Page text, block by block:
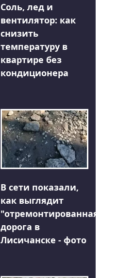
Соль, лед и
вентилятор: как
снизить
температуру в
квартире без
кондиционера
В сети показали,
как выглядит
"отремонтированная"
дорога в
Лисичанске - фото